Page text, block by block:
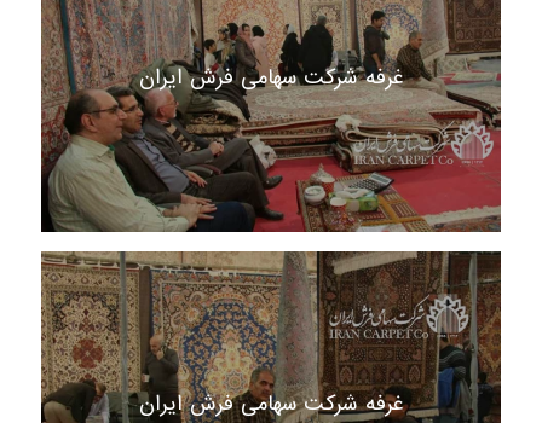
غرفه شرکت سهامی فرش ایران
غرفه شرکت سهامی فرش ایران